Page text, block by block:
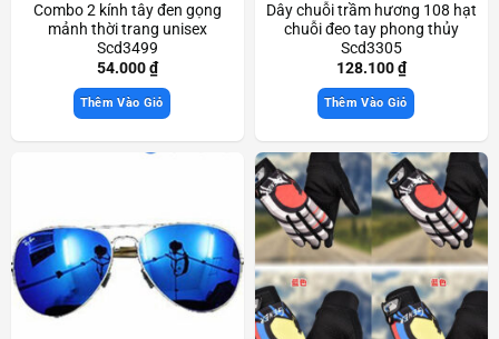
Combo 2 kính tây đen gọng
mảnh thời trang unisex
Scd3499
54.000₫
Thêm Vào Giỏ
Dây chuỗi trầm hương 108 hạt
chuỗi đeo tay phong thủy
Scd3305
128.100₫
Thêm Vào Giỏ